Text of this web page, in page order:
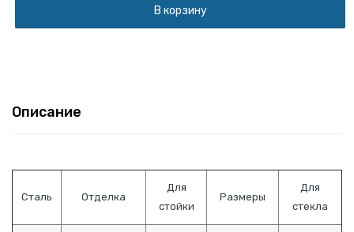
В корзину
Описание
Сталь Отделка
Для
стойки
Размеры
Для
стекла